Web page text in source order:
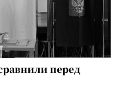
перед